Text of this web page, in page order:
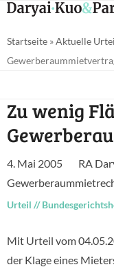
Skip
content
Open
menu
Close
menu
Startseite »Aktuelle
Zu wenig
4. Mai 2005
RA
Urteil //
Mit Urteil vom
der Klage eines